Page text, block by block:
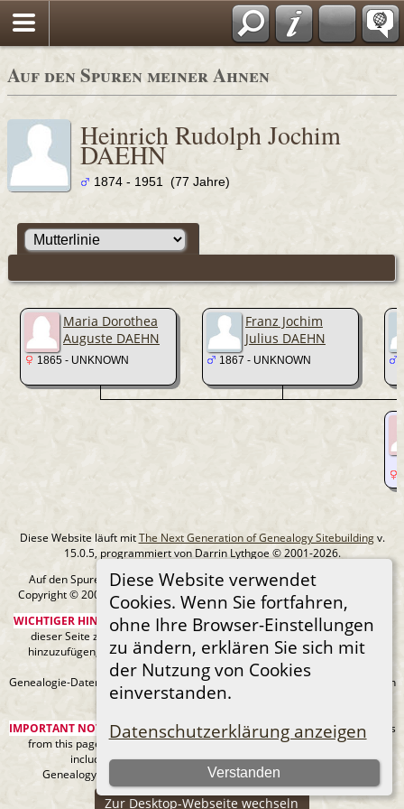
Auf den Spuren meiner Ahnen
Diese Website verwendet
Cookies. Wenn Sie fortfahren,
ohne Ihre Browser-Einstellungen
zu ändern, erklären Sie sich mit
der Nutzung von Cookies
einverstanden.
Datenschutzerklärung anzeigen
Verstanden
Heinrich Rudolph Jochim
DAEHN
1874 - 1951 (77 Jahre)
Maria Dorothea
Auguste DAEHN
1865 - UNKNOWN
Franz Jochim
Julius DAEHN
1867 - UNKNOWN
Diese Website läuft mitThe Next Generation of Genealogy Sitebuildingv.
15.0.5, programmiert von Darrin Lythgoe © 2001-2026.
Auf den Spuren meiner Ahnen - erstellt und betreut vonMIchael Klein
Copyright © 2005-2026 Alle Rechte vorbehalten. |
Datenschutzerklärung
WICHTIGER HINWEIS:Sie sind nicht berechtigt, diese Seite oder Bilder von
dieser Seite zu Ancestry.com oder anderen kommerziellen Websites
hinzuzufügen, ohne mein Urheberrecht und einen URL-Link zu meiner
Website anzugeben.
Genealogie-Daten können sich jederzeit ändern, wenn neue Fakten gefunden
werden.
IMPORTANT NOTICE:You are not authorized to add this page or any images
from this page to Ancestry.com or any other commercial sites without
including my copyright and a URL link to my web site.
Genealogy data can always be changing as new facts are found.
Zur Desktop-Webseite wechseln